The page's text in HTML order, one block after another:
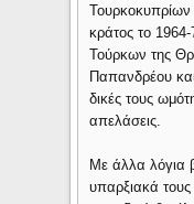
κράτος το
Τούρκων της
Παπανδρέου
δικές τους
απελάσεις.
Με άλλα λόγια
υπαρξιακά